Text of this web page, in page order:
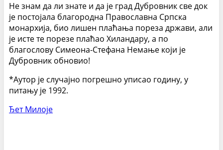
Не знам да ли знате и да је град Дубровник све док
је постојала благородна Православна Српска
монархија, био лишен плаћања пореза држави, али
је исте те порезе плаћао Хиландару, а по
благослову Симеона-Стефана Немање који је
Дубровник обновио!
*Аутор је случајно погрешно уписао годину, у
питању је 1992.
Ђет Милоје